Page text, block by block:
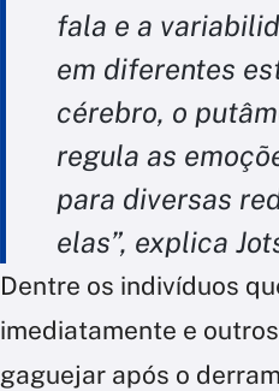
fala e a
em diferentes
cérebro, o
regula as
para diversas
elas”, explica
Dentre os indivíduos
imediatamente e
gaguejar após o